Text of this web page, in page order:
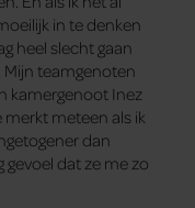
in te denken
heel slecht gaan
Mijn teamgenoten
kamergenoot Inez
merkt meteen als ik
dan
gevoel dat ze me zo